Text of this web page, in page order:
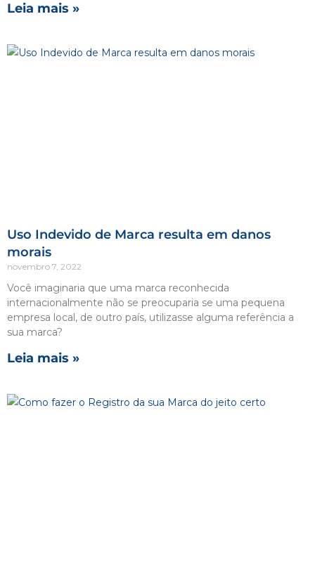
Leia mais »
Uso Indevido de Marca resulta em danos
morais
novembro 7, 2022
Você imaginaria que uma marca reconhecida
internacionalmente não se preocuparia se uma pequena
empresa local, de outro país, utilizasse alguma referência a
sua marca?
Leia mais »